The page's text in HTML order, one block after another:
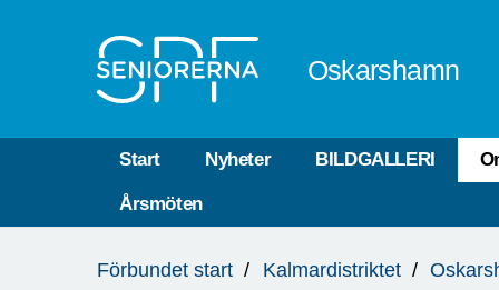
Oskarshamn
Start Nyheter BILDGALLERI
Årsmöten
är
Förbundet start Kalmardistriktet